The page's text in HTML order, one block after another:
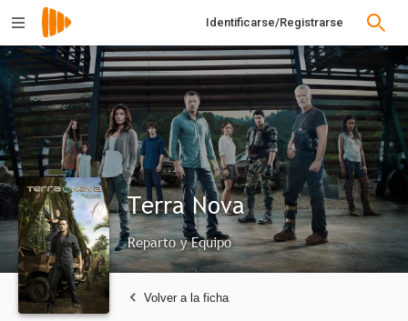
Identificarse/Registrarse
Terra Nova
Reparto y Equipo
Volver a la ficha